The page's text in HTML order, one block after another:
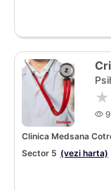
Clinica Medsana
Sector 5 (vezi harta)